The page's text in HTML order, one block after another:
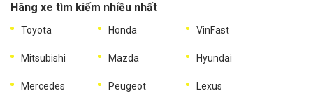
Hãng xe tìm kiếm nhiều nhất
Toyota Honda VinFast
Mitsubishi Mazda Hyundai
Mercedes Peugeot Lexus